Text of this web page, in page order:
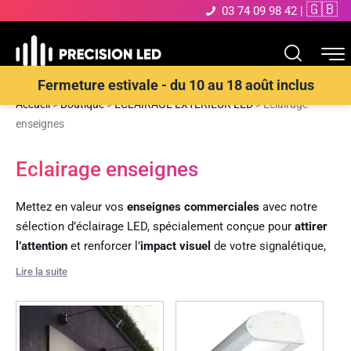
03 74 09 98 42 | 🇬🇧
Fermeture estivale - du 10 au 18 août inclus
Accueil>Boutique>ECLAIRAGE EXTERIEUR LED>Eclairage
enseignes
Eclairage enseignes
Mettez en valeur vos enseignes commerciales avec notre
sélection d’éclairage LED, spécialement conçue pour attirer
l’attention et renforcer l’impact visuel de votre signalétique,
même de loin. Nos solutions incluent des
fixationorientables pour diriger avec précision l’éclairage,
ainsi que des
profilés LED
discrets et esthétiques, adaptés à
tous types de supports.
Lire la suite